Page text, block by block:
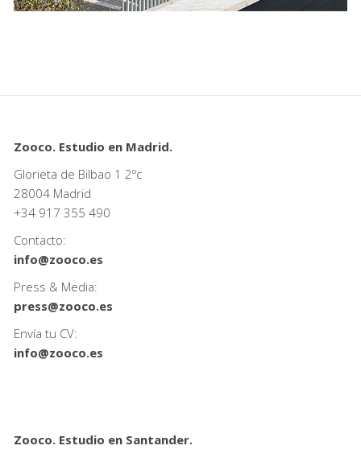
Zooco. Estudio en Madrid.
Glorieta de Bilbao 1 2ºc
28004 Madrid
+34 917 355 490
Contacto:
info@zooco.es
Press & Media:
press@zooco.es
Envía tu CV:
info@zooco.es
Zooco. Estudio en Santander.